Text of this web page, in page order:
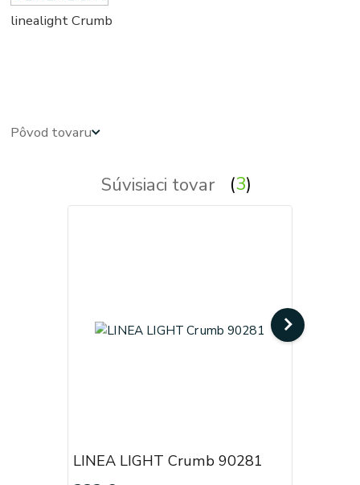
linealight Crumb
Pôvod tovaru
Súvisiaci tovar 3
LINEA LIGHT Crumb 90281